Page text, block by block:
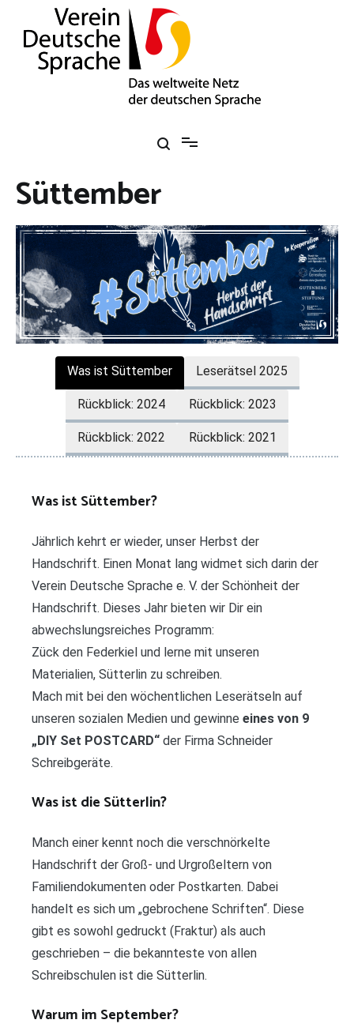
springen
Süttember
Was ist Süttember Leserätsel 2025
Rückblick: 2024 Rückblick: 2023
Rückblick: 2022 Rückblick: 2021
Was ist Süttember?
Jährlich kehrt er wieder, unser Herbst der
Handschrift. Einen Monat lang widmet sich darin der
Verein Deutsche Sprache e. V. der Schönheit der
Handschrift. Dieses Jahr bieten wir Dir ein
abwechslungsreiches Programm:
Zück den Federkiel und lerne mit unseren
Materialien, Sütterlin zu schreiben.
Mach mit bei den wöchentlichen Leserätseln auf
unseren sozialen Medien und gewinne eines von 9
„DIY Set POSTCARD“ der Firma Schneider
Schreibgeräte.
Was ist die Sütterlin?
Manch einer kennt noch die verschnörkelte
Handschrift der Groß- und Urgroßeltern von
Familiendokumenten oder Postkarten. Dabei
handelt es sich um „gebrochene Schriften“. Diese
gibt es sowohl gedruckt (Fraktur) als auch
geschrieben – die bekannteste von allen
Schreibschulen ist die Sütterlin.
Warum im September?